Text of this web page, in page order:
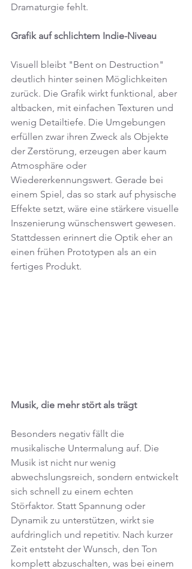
Dramaturgie fehlt.
Grafik auf schlichtem Indie-Niveau
Visuell bleibt "Bent on Destruction"
deutlich hinter seinen Möglichkeiten
zurück. Die Grafik wirkt funktional, aber
altbacken, mit einfachen Texturen und
wenig Detailtiefe. Die Umgebungen
erfüllen zwar ihren Zweck als Objekte
der Zerstörung, erzeugen aber kaum
Atmosphäre oder
Wiedererkennungswert. Gerade bei
einem Spiel, das so stark auf physische
Effekte setzt, wäre eine stärkere visuelle
Inszenierung wünschenswert gewesen.
Stattdessen erinnert die Optik eher an
einen frühen Prototypen als an ein
fertiges Produkt.
Musik, die mehr stört als trägt
Besonders negativ fällt die
musikalische Untermalung auf. Die
Musik ist nicht nur wenig
abwechslungsreich, sondern entwickelt
sich schnell zu einem echten
Störfaktor. Statt Spannung oder
Dynamik zu unterstützen, wirkt sie
aufdringlich und repetitiv. Nach kurzer
Zeit entsteht der Wunsch, den Ton
komplett abzuschalten, was bei einem